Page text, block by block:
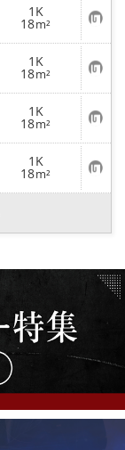
1K
18m² お
気
に
入
り
登
録
1K
18m² お
気
に
入
り
登
録
1K
18m² お
気
に
入
り
登
録
1K
18m² お
気
に
登